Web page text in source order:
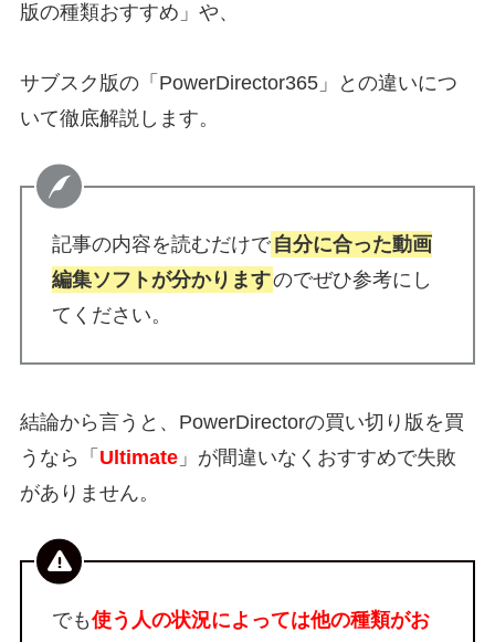
版の種類おすすめ」や、
サブスク版の「PowerDirector365」との違いにつ
いて徹底解説します。
記事の内容を読むだけで 自分に合った動画
編集ソフトが分かりますのでぜひ参考にし
てください。
結論から言うと、PowerDirectorの買い切り版を買
うなら「 Ultimate」が間違いなくおすすめで失敗
がありません。
でも使う人の状況によっては他の種類がお